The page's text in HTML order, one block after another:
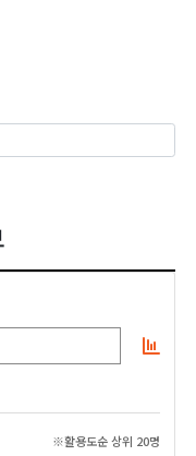
※활용도순 상위 20명